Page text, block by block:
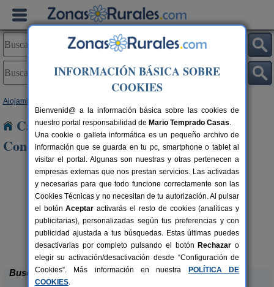
Alojamientos
Casas Rurales cerca de Cedillo del
Condado
11 pers.
desde30 €
Casa Las Alberquillas
El Real de San Vicente (Toledo)
Buscar
INFORMACIÓN BÁSICA SOBRE
COOKIES
Bienvenid@ a la información básica sobre las cookies de
nuestro portal responsabilidad de Mario Temprado Casas.
Una cookie o galleta informática es un pequeño archivo de
información que se guarda en tu pc, smartphone o tablet al
visitar el portal. Algunas son nuestras y otras pertenecen a
empresas externas que nos prestan servicios. Las activadas
y necesarias para que todo funcione correctamente son las
Cookies Técnicas y no necesitan de tu autorización. Al pulsar
el botónAceptar activarás el resto de cookies (analíticas y
publicitarias), personalizadas según tus preferencias y con
publicidad ajustada a tus búsquedas. Estas últimas puedes
desactivarlas por completo pulsando el botón Rechazar o
elegir su activación/desactivación desde “Configuración de
Cookies”. Más información en nuestra
POLÍTICA DE
COOKIES.